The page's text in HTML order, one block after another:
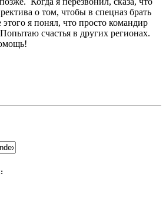
о том, чтобы в спецназ брать
этого я понял, что просто командир
счастья в других регионах.